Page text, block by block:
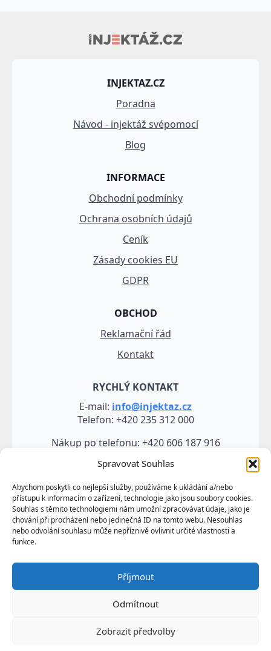
Spravovat Souhlas
Abychom poskytli co nejlepší služby, používáme k ukládání a/nebo
přístupu k informacím o zařízení, technologie jako jsou soubory cookies.
Souhlas s těmito technologiemi nám umožní zpracovávat údaje, jako je
chování při procházení nebo jedinečná ID na tomto webu. Nesouhlas
nebo odvolání souhlasu může nepříznivě ovlivnit určité vlastnosti a
funkce.
Příjmout
Odmítnout
Zobrazit předvolby
INJEKTAZ.CZ
Poradna
Návod - injektáž svépomocí
Blog
INFORMACE
Obchodní podmínky
Ochrana osobních údajů
Ceník
Zásady cookies EU
GDPR
OBCHOD
Reklamační řád
Kontakt
RYCHLÝ KONTAKT
E-mail: info@injektaz.cz
Telefon: +420 235 312 000
Nákup po telefonu: +420 606 187 916
Veškeré údaje, zejména texty a fotografie uvedené na
těchto webových stránkách jsou výtvorem a
vlastnictvím společnosti TRUMF sanace s.r.o.
představují její know-how a jako takové požívají
upravujících duševní vlastnictví.